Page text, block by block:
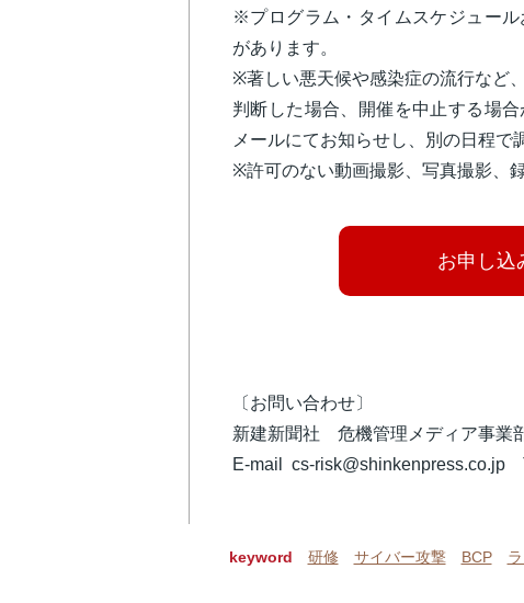
※プログラム・タイムスケジュー
があります。
※著しい悪天候や感染症の流行など
判断した場合、開催を中止する場
メールにてお知らせし、別の日程で
※許可のない動画撮影、写真撮影、
お申し込
〔お問い合わせ〕
新建新聞社 危機管理メディア事業
E-mail cs-risk@shinkenpress.co.jp
keyword 研修 サイバー攻撃 BCP